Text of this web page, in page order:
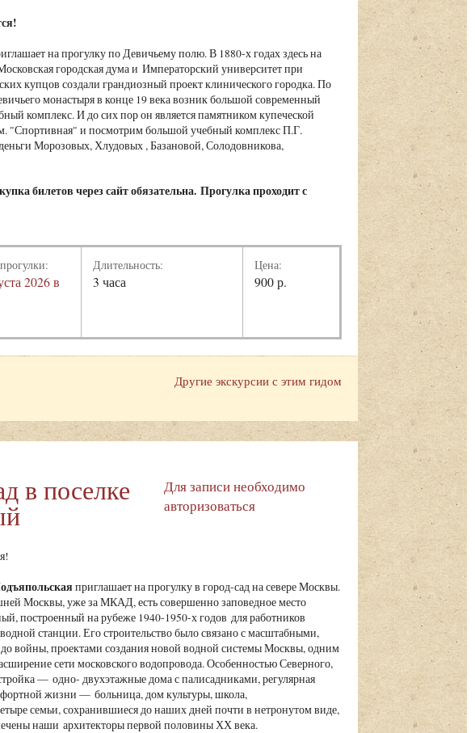
на прогулку по Девичьему полю. В 1880-х годах здесь на
городская дума и Императорский университет при
купцов создали грандиозный проект клинического городка. По
монастыря в конце 19 века возник большой современный
комплекс. И до сих пор он является памятником купеческой
"Спортивная" и посмотрим большой учебный комплекс П.Г.
Морозовых, Хлудовых , Базановой, Солодовникова,
билетов через сайт обязательна. Прогулка проходит с
2026 в
Длительность:
3 часа
Цена:
900 р.
Другие экскурсии с этим гидом
в поселке
Для записи необходимо
авторизоваться
приглашает на прогулку в город-сад на севере Москвы.
Москвы, уже за МКАД, есть совершенно заповедное место
построенный на рубеже 1940-1950-х годов для работников
станции. Его строительство было связано с масштабными,
войны, проектами создания новой водной системы Москвы, одним
сети московского водопровода. Особенностью Северного,
— одно- двухэтажные дома с палисадниками, регулярная
жизни — больница, дом культуры, школа,
семьи, сохранившиеся до наших дней почти в нетронутом виде,
наши архитекторы первой половины ХХ века.